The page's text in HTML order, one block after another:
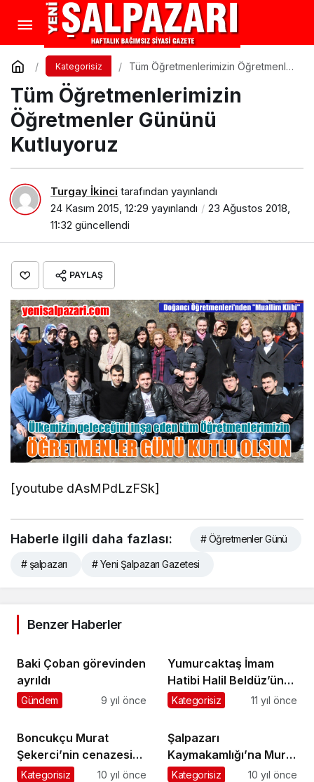
Kategorisiz
Tüm Öğretmenlerimizin Öğretmenler
Tüm Öğretmenlerimizin
Öğretmenler Gününü
Kutluyoruz
Turgay İkinci tarafından yayınlandı
24 Kasım 2015, 12:29 yayınlandı
23 Ağustos 2018,
11:32 güncellendi
PAYLAŞ
[youtube dAsMPdLzFSk]
Haberle ilgili daha fazlası: # Öğretmenler Günü
# şalpazarı # Yeni Şalpazarı Gazetesi
Benzer Haberler
Baki Çoban görevinden
ayrıldı
Gündem 9 yıl önce
Yumurcaktaş İmam
Hatibi Halil Beldüz’ün
vefat eden annesi
Kategorisiz 11 yıl önce
Boncukçu Murat
Şekerci’nin cenazesi
toprağa verildi
Kategorisiz 10 yıl önce
Şalpazarı
Kaymakamlığı’na Murat
Acar görevlendirildi
Kategorisiz 10 yıl önce